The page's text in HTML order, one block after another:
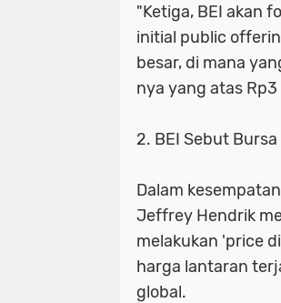
"Ketiga, BEI akan
initial public
besar, di mana
nya yang atas
2. BEI Sebut
Dalam
Jeffrey Hendrik
melakukan 'price
harga lantaran
global.